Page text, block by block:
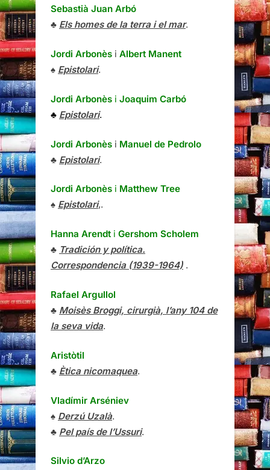
Sebastià Juan Arbó
♣ Els homes de la terra i el mar.
Jordi Arbonès i Albert Manent
♠ Epistolari.
Jordi Arbonès i Joaquim Carbó
♣ Epistolari.
Jordi Arbonès i Manuel de Pedrolo
♣ Epistolari.
Jordi Arbonès i Matthew Tree
♠ Epistolari,.
Hanna Arendt i Gershom Scholem
♣ Tradición y política.
Correspondencia (1939-1964) .
Rafael Argullol
♣ Moisès Broggi, cirurgià, l’any 104 de
la seva vida.
Aristòtil
♣ Ètica nicomaquea.
Vladímir Arséniev
♠ Derzú Uzalà.
♣ Pel país de l’Ussuri.
Silvio d’Arzo